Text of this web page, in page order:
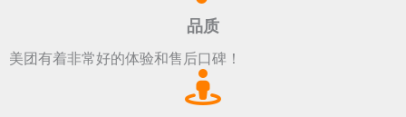
品质
美团有着非常好的体验和售后口碑！